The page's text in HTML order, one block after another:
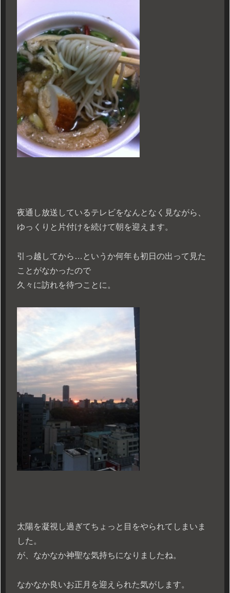
夜通し放送しているテレビをなんとなく見ながら、
ゆっくりと片付けを続けて朝を迎えます。
引っ越してから…というか何年も初日の出って見た
ことがなかったので
久々に訪れを待つことに。
太陽を凝視し過ぎてちょっと目をやられてしまいま
した。
が、なかなか神聖な気持ちになりましたね。
なかなか良いお正月を迎えられた気がします。